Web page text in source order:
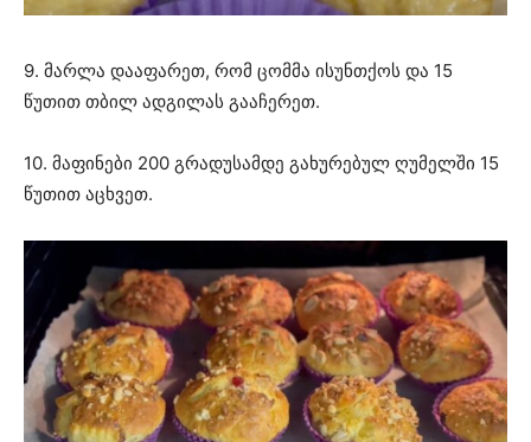
9. მარლა დააფარეთ, რომ ცომმა ისუნთქოს და 15
წუთით თბილ ადგილას გააჩერეთ.
10. მაფინები 200 გრადუსამდე გახურებულ ღუმელში 15
წუთით აცხვეთ.